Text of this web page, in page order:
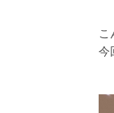
こ
今